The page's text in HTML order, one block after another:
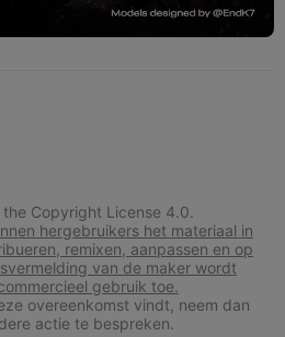
Copyright License 4.0.
hergebruikers het materiaal in
remixen, aanpassen en op
van de maker wordt
gebruik toe.
overeenkomst vindt, neem dan
actie te bespreken.